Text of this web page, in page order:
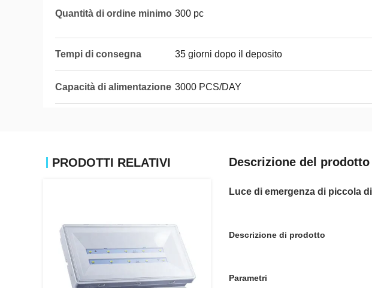
Quantità di ordine minimo 300 pc
Tempi di consegna 35 giorni dopo il deposito
Capacità di alimentazione 3000 PCS/DAY
PRODOTTI RELATIVI Descrizione del prodotto
Luce di emergenza di piccola
Descrizione di prodotto
Parametri